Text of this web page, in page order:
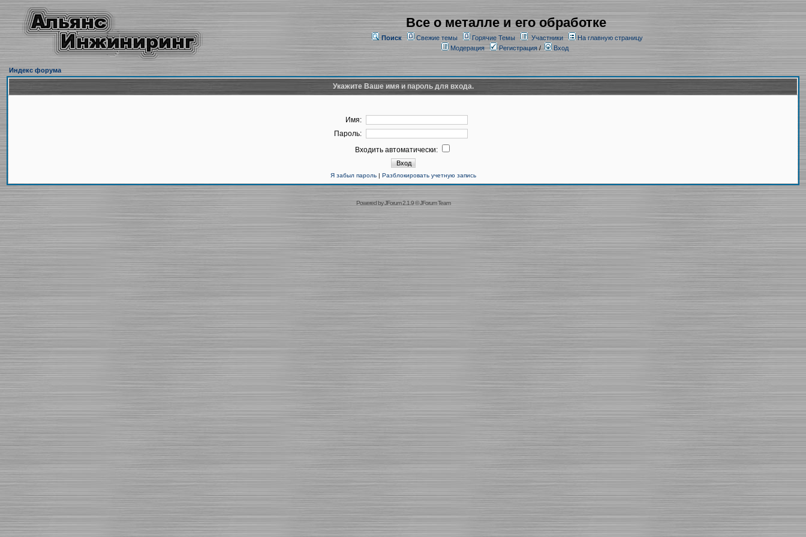
Все о металле и его обработке
Поиск Свежие темы Горячие Темы Участники
На главную страницу
Модерация
Регистрация/ Вход
Индекс форума
Укажите Ваше имя и пароль для входа.
Имя:
Пароль:
Входить автоматически:
Я забыл пароль| Разблокировать учетную запись
Powered byJForum 2.1.9©JForum Team